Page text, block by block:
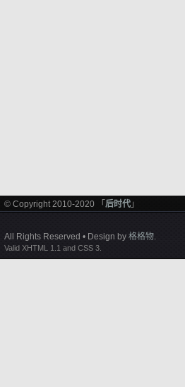
© Copyright 2010-2020 「 后时代 」
All Rights Reserved • Design by 格格物.
Valid XHTML 1.1 and CSS 3.